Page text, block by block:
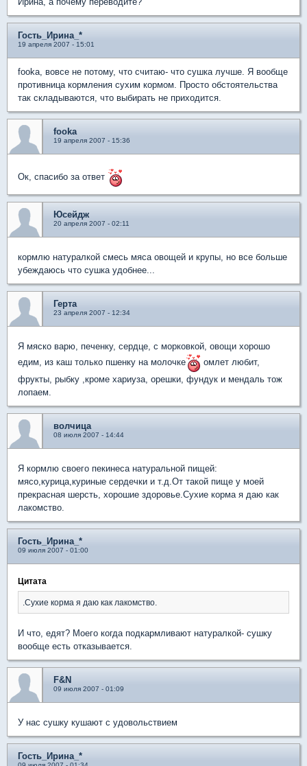
Гость_Ирина_*
19 апреля 2007 - 15:01
fooka, вовсе не потому, что считаю- что сушка лучше. Я вообще
противница кормления сухим кормом. Просто обстоятельства
так складываются, что выбирать не приходится.
fooka
19 апреля 2007 - 15:36
Ок, спасибо за ответ
Юсейдж
20 апреля 2007 - 02:11
кормлю натуралкой смесь мяса овощей и крупы, но все больше
убеждаюсь что сушка удобнее...
Герта
23 апреля 2007 - 12:34
Я мяско варю, печенку, сердце, с морковкой, овощи хорошо
едим, из каш только пшенку на молочке
омлет любит,
фрукты, рыбку ,кроме хариуза, орешки, фундук и мендаль тож
лопаем.
волчица
08 июля 2007 - 14:44
Я кормлю своего пекинеса натуральной пищей:
мясо,курица,куриные сердечки и т.д.От такой пище у моей
прекрасная шерсть, хорошие здоровье.Сухие корма я даю как
лакомство.
Гость_Ирина_*
09 июля 2007 - 01:00
Цитата
.Сухие корма я даю как лакомство.
И что, едят? Моего когда подкармливают натуралкой- сушку
вообще есть отказывается.
F&N
09 июля 2007 - 01:09
У нас сушку кушают с удовольствием
Гость_Ирина_*